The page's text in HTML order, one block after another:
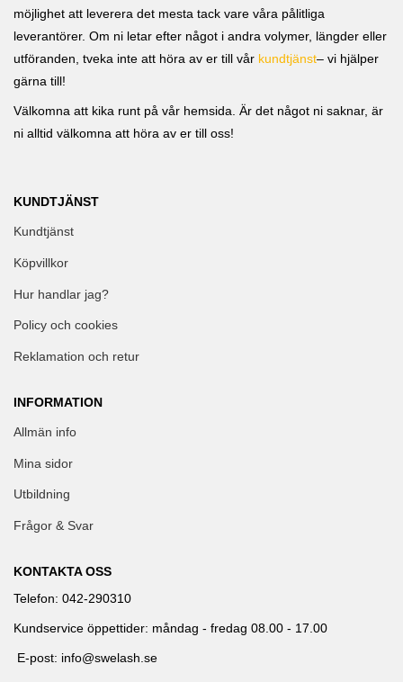
möjlighet att leverera det mesta tack vare våra pålitliga
leverantörer. Om ni letar efter något i andra volymer, längder eller
utföranden, tveka inte att höra av er till vår kundtjänst– vi hjälper
gärna till!
Välkomna att kika runt på vår hemsida. Är det något ni saknar, är
ni alltid välkomna att höra av er till oss!
KUNDTJÄNST
Kundtjänst
Köpvillkor
Hur handlar jag?
Policy och cookies
Reklamation och retur
INFORMATION
Allmän info
Mina sidor
Utbildning
Frågor & Svar
KONTAKTA OSS
Telefon: 042-290310
Kundservice öppettider: måndag - fredag 08.00 - 17.00
E-post: info@swelash.se